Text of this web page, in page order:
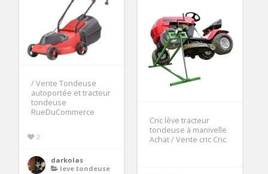
/ Vente Tondeuse
autoportée et tracteur
tondeuse
RueDuCommerce
2
darkolas
leve tondeuse
Cric lève tracteur
tondeuse à manivelle
Achat / Vente cric Cric